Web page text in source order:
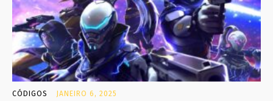
CÓDIGOS JANEIRO 6, 2025